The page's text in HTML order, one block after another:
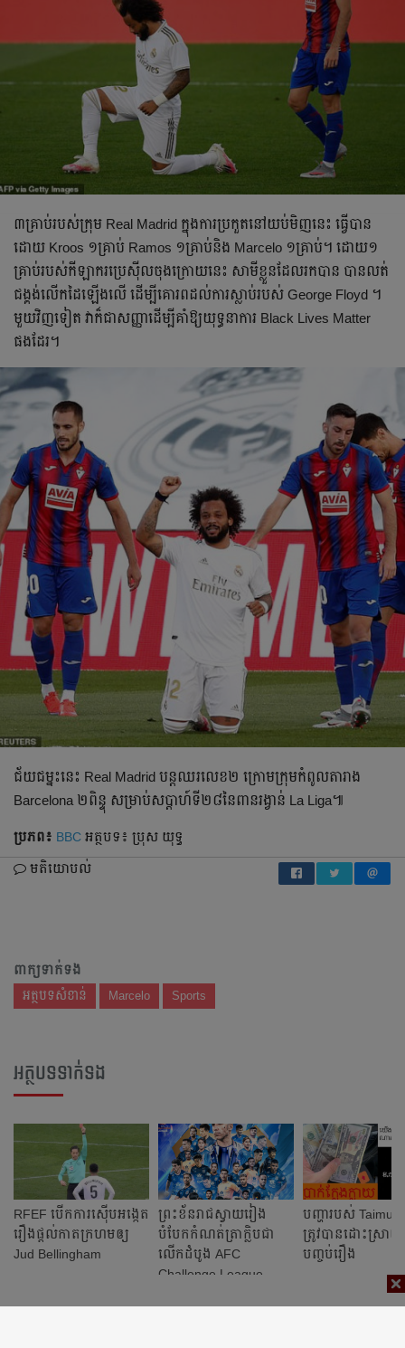
​៣​គ្រាប់​របស់​ក្រុម Real Madrid ​ក្នុង​ការ​ប្រកួត​នៅ​យប់មិញ​នេះ ​ធ្វើ​បាន​
ដោយ Kroos ​១គ្រាប់ Ramos ​១​គ្រាប់​និង Marcelo ​១​គ្រាប់។ ​ដោយ​១​
គ្រាប់​របស់​កីឡាករ​ប្រេស៊ីល​ចុង​ក្រោយ​នេះ ​សាមី​ខ្លួន​ដែល​រក​បាន ​បាន​លត់​
ជង្គង់​លើក​ដៃ​ឡើង​លើ ដើម្បី​គោរព​ដល់​ការ​ស្លាប់​របស់ George Floyd ​។ ​
មួយ​វិញ​ទៀត វា​ក៏​ជា​សញ្ញា​ដើម្បី​គាំ​ឱ្យ​យុទ្ធនាការ ​Black Lives Matter ​
ផង​ដែរ។
​ជ័យជម្នះ​នេះ Real Madrid បន្ត​ឈរ​លេខ​២ ក្រោម​ក្រុម​កំពូល​តារាង
Barcelona ២ពិន្ទុ សម្រាប់​សប្ដាហ៍​ទី​២៨​នៃ​ពាន​រង្វាន់ La Liga៕
ប្រភព៖ BBC អត្ថបទ៖ ប្រុស យុទ្ធ
មតិយោបល់
ពាក្យទាក់ទង
អត្ថបទសំខាន់ Marcelo Sports
អត្ថបទទាក់ទង
RFEF បើក​ការ​ស៊ើប​អង្កេត​
រឿង​ផ្ដល់​កាត​ក្រហម​ឲ្យ
Jud Bellingham
ព្រះខ័ន​រាជ​ស្វាយរៀង
បំបែក​កំណត់ត្រា​ក្លិប​ជា​
លើក​ដំបូង​ AFC
Challenge League
បញ្ហា​របស់​ Taimu
ត្រូវ​បាន​ដោះ​ស្រា
បញ្ចប់​រឿង